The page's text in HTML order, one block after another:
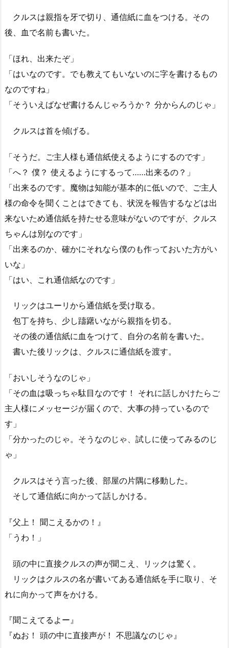
クルスは親指を牙で切り、通信紙に血をつける。その
後、血で名前も書いた。
「ほれ、出来たぞ」
「はいなのです。でも教えてもいないのに字を書けるもの
なのですね」
「そういえばなぜ書けるんじゃろうか？ 分からんのじゃ」
クルスは首を傾げる。
「そうだ。ご主人様も通信紙使えるようにするのです」
「へ？ 僕？ 使えるようにするって……出来るの？」
「出来るのです。魔物は知能が基本的に低いので、ご主人
様の命令を聞くことはできても、状況を報告するなどは出
来ないため通信紙を持たせる意味がないのですが、クルス
ちゃんは別なのです」
「出来るのか、確かにそれなら僕のも作っておいた方がい
いな」
「はい、これ通信紙なのです」
リックはユーリから通信紙を受け取る。
包丁を持ち、少し躊躇いながら親指を切る。
その後の通信紙に血をつけて、自分の名前を書いた。
書いた後リックは、クルスに通信紙を渡す。
「おいしそうなのじゃ」
「その血は吸っちゃ駄目なのです！ それに話しかけたらご
主人様にメッセージが届くので、大事の持っているので
す」
「分かったのじゃ。そうなのじゃ、試しに使ってみるのじ
ゃ」
クルスはそう言った後、部屋の片隅に移動した。
そして通信紙に向かって話しかける。
『父上！ 聞こえるかの！』
「うわ！」
頭の中に直接クルスの声が聞こえ、リックは驚く。
リックはクルスの名が書いてある通信紙を手に取り、そ
れに向かって声をかける。
『聞こえてるよー』
『ぬお！ 頭の中に直接声が！ 不思議なのじゃ』